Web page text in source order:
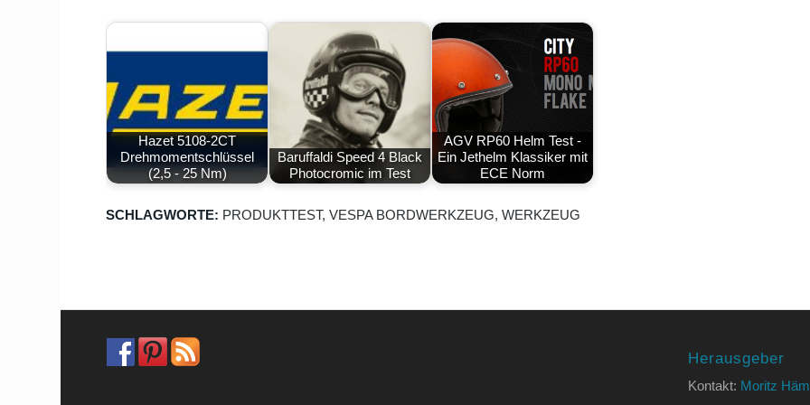
Hazet 5108-2CT
Drehmomentschlüssel
(2,5 - 25 Nm)
Baruffaldi Speed 4 Black
Photocromic im Test
AGV RP60 Helm Test -
Ein Jethelm Klassiker mit
ECE Norm
SCHLAGWORTE: PRODUKTTEST,VESPA BORDWERKZEUG,WERKZEUG
Herausgeber
Kontakt: Moritz